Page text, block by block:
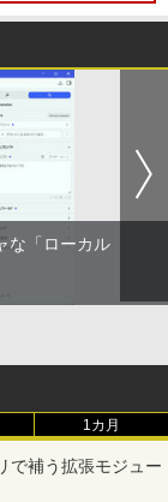
5 アプリコットピ
】AOKIMI ワイヤ
ヤホン V12 小型
大36時間再生 ぶ
ノイズキャン
C充電 マイク
スポーツ/通勤/通
含有 水 ミネラル
岡県産 500ミリリ
レス 500ml ×24本
ミリリットル (Sm
ス 2L×9本
(ジャンプコミッ
ロ版 39 (ジャンプ
ン デスクトッ
【Office付】
搭載】DELL O
載/4G/新品SS
無料【オプショ
100％還元のチ
64GBまで増
最大8TB Wind
WIFI6 BT5.
パソコン 2画面
レンダー ミニミ
YZ グリー
いい インテリ
ゃれ イラスト
ズ
く道 【電子書
の仮面 1〜49巻
な「ローカル
1カ月
で補う拡張モジュー